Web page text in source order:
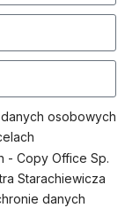
osobowych
- Copy Office Sp.
Starachiewicza
danych